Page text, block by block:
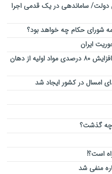
دولت/ ساماندهی در یک قدمی اجرا
شورای حکام چه خواهد بود؟
ایران
صنعت شیرینی و شکلات با کمبود و افزایش ۸۰ درصدی مواد اولیه از دهان
چه گذشت؟
است؟!
منفی شد